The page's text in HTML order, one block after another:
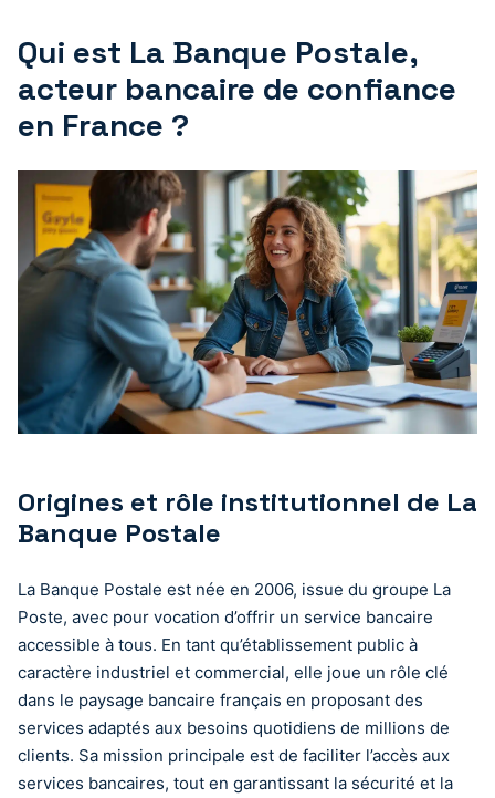
Qui est La Banque Postale,
acteur bancaire de confiance
en France ?
Origines et rôle institutionnel de La
Banque Postale
La Banque Postale est née en 2006, issue du groupe La
Poste, avec pour vocation d’offrir un service bancaire
accessible à tous. En tant qu’établissement public à
caractère industriel et commercial, elle joue un rôle clé
dans le paysage bancaire français en proposant des
services adaptés aux besoins quotidiens de millions de
clients. Sa mission principale est de faciliter l’accès aux
services bancaires, tout en garantissant la sécurité et la